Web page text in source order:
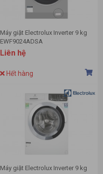
Máy giặt Electrolux Inverter 9 kg
EWF9024ADSA
Liên hệ
Hết hàng
Máy giặt Electrolux Inverter 9 kg